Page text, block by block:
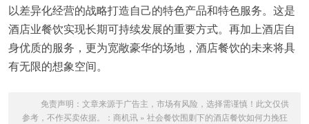
以差异化经营的战略打造自己的特色产品和特色服务。这是
酒店业餐饮实现长期可持续发展的重要方式。再加上酒店自
身优质的服务，更为宽敞豪华的场地，酒店餐饮的未来将具
有无限的想象空间。
免责声明：文章来源于广告主，市场有风险，选择需谨慎！此文仅供
参考，不作买卖依据。： 商机讯» 社会餐饮围剿下的酒店餐饮如何力挽狂